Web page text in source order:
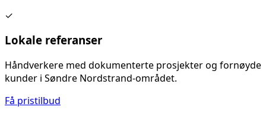
✓
Lokale referanser
Håndverkere med dokumenterte prosjekter og fornøyde
kunder i Søndre Nordstrand-området.
Få pristilbud